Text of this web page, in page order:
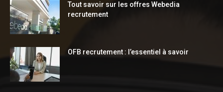
Tout savoir sur les offres Webedia
recrutement
OFB recrutement : l’essentiel à savoir